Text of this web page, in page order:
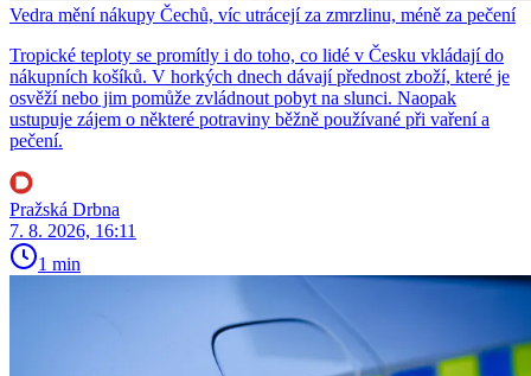
Vedra mění nákupy Čechů, víc utrácejí za zmrzlinu, méně za pečení
Tropické teploty se promítly i do toho, co lidé v Česku vkládají do
nákupních košíků. V horkých dnech dávají přednost zboží, které je
osvěží nebo jim pomůže zvládnout pobyt na slunci. Naopak
ustupuje zájem o některé potraviny běžně používané při vaření a
pečení.
Pražská Drbna
7. 8. 2026, 16:11
1 min